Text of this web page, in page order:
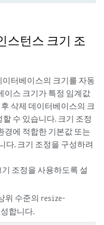
스턴스 크기 조
이터베이스의 크기를 자동
이스 크기가 특정 임계값
삭제 데이터베이스의 크
수 있습니다. 크기 조정
경에 적합한 기본값 또는
다. 크기 조정을 구성하려
조정을 사용하도록 설
위 수준의 resize-
합니다.